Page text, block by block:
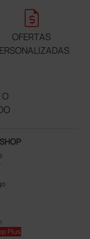
request_quote
OFERTAS
O
Plus